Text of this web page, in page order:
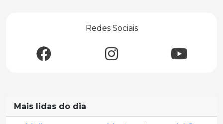
Redes Sociais
Mais lidas do dia